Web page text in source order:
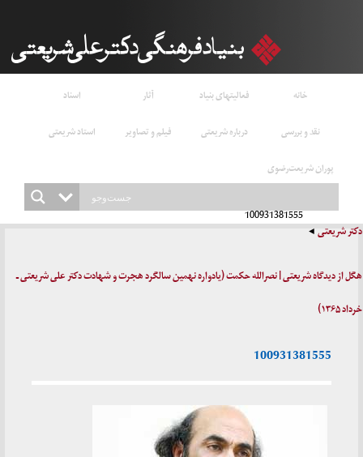
خانه فعالیتهای بنیاد آثار
اسناد
نقد و بررسی
درباره شریعتی فیلم و تصاویر
استاد شریعتی
پوران شریعت‌رضوی
دکتر شریعتی
هگل از دیدگاه شریعتی | نصرالله حکمت (یادواره نهمین سالگرد هجرت و شهادت دکتر علی شریعتی ـ
خرداد ۱۳۶۵)
100931381555
100931381555